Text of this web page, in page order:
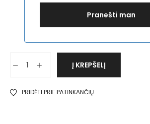
Į KREPŠELĮ
PRIDĖTI PRIE PATINKANČIŲ